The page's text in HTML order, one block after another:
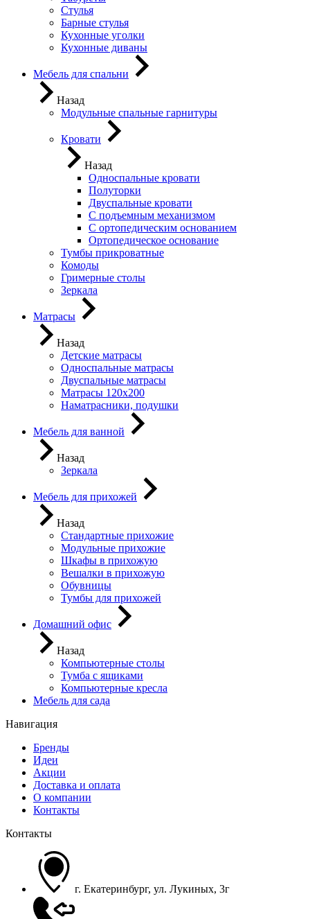
Стулья
Барные стулья
Кухонные уголки
Кухонные диваны
Мебель для спальни
Назад
Модульные спальные гарнитуры
Кровати
Назад
Односпальные кровати
Полуторки
Двуспальные кровати
С подъемным механизмом
С ортопедическим основанием
Ортопедическое основание
Тумбы прикроватные
Комоды
Гримерные столы
Зеркала
Матрасы
Назад
Детские матрасы
Односпальные матрасы
Двуспальные матрасы
Матрасы 120х200
Наматрасники, подушки
Мебель для ванной
Назад
Зеркала
Мебель для прихожей
Назад
Стандартные прихожие
Модульные прихожие
Шкафы в прихожую
Вешалки в прихожую
Обувницы
Тумбы для прихожей
Домашний офис
Назад
Компьютерные столы
Тумба с ящиками
Компьютерные кресла
Мебель для сада
Навигация
Бренды
Идеи
Акции
Доставка и оплата
О компании
Контакты
Контакты
г. Екатеринбург, ул. Лукиных, 3г